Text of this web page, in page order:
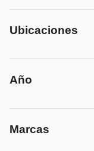
Ubicaciones
Año
Marcas